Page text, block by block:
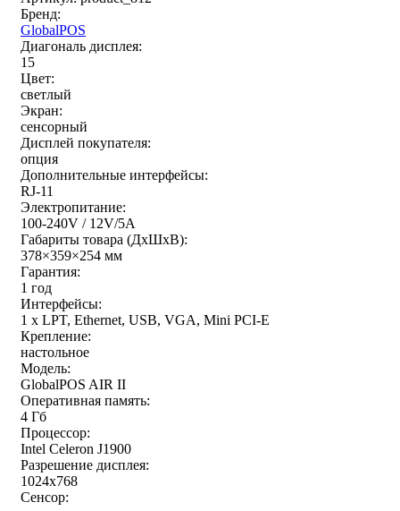
Бренд:
GlobalPOS
Диагональ дисплея:
15
Цвет:
светлый
Экран:
сенсорный
Дисплей покупателя:
опция
Дополнительные интерфейсы:
RJ-11
Электропитание:
100-240V / 12V/5A
Габариты товара (ДxШxВ):
378×359×254 мм
Гарантия:
1 год
Интерфейсы:
1 x LPT, Ethernet, USB, VGA, Mini PCI-E
Крепление:
настольное
Модель:
GlobalPOS AIR II
Оперативная память:
4 Гб
Процессор:
Intel Celeron J1900
Разрешение дисплея:
1024x768
Сенсор: